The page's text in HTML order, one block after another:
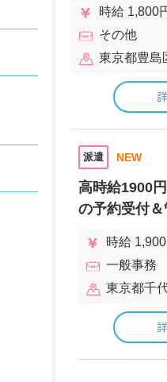
時給 1,800
その他
東京都豊島
派遣 NEW
高時給1900
の予約受付＆
時給
一般事務
東京都千